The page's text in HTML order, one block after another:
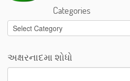
Categories
Categories
અક્ષરનાદમા શોધો